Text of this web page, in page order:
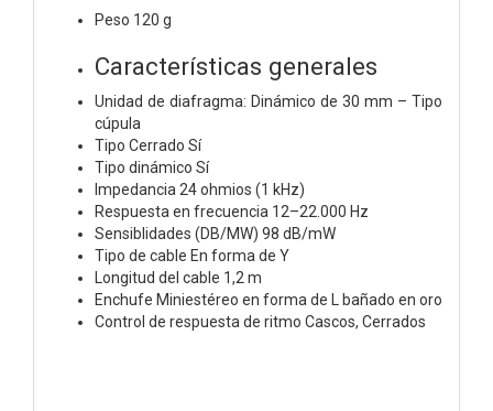
Peso 120 g
Características generales
Unidad de diafragma: Dinámico de 30 mm – Tipo
cúpula
Tipo Cerrado Sí
Tipo dinámico Sí
Impedancia 24 ohmios (1 kHz)
Respuesta en frecuencia 12–22.000 Hz
Sensiblidades (DB/MW) 98 dB/mW
Tipo de cable En forma de Y
Longitud del cable 1,2 m
Enchufe Miniestéreo en forma de L bañado en oro
Control de respuesta de ritmo Cascos, Cerrados